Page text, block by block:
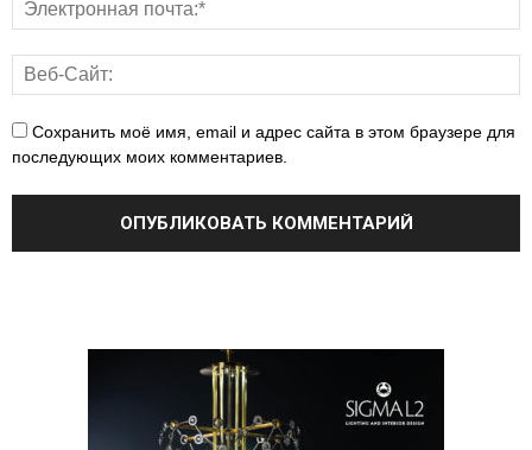
Сохранить моё имя, email и адрес сайта в этом браузере для
последующих моих комментариев.